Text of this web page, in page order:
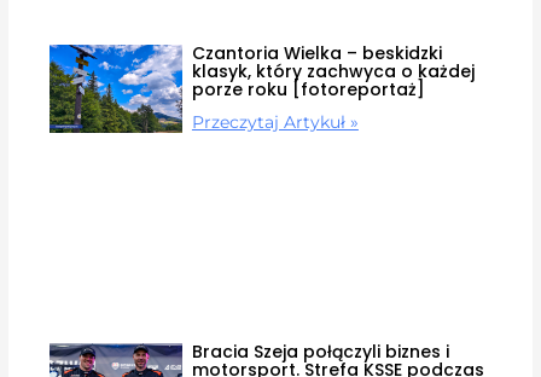
Czantoria Wielka – beskidzki
klasyk, który zachwyca o każdej
porze roku [fotoreportaż]
Przeczytaj Artykuł »
Bracia Szeja połączyli biznes i
motorsport. Strefa KSSE podczas